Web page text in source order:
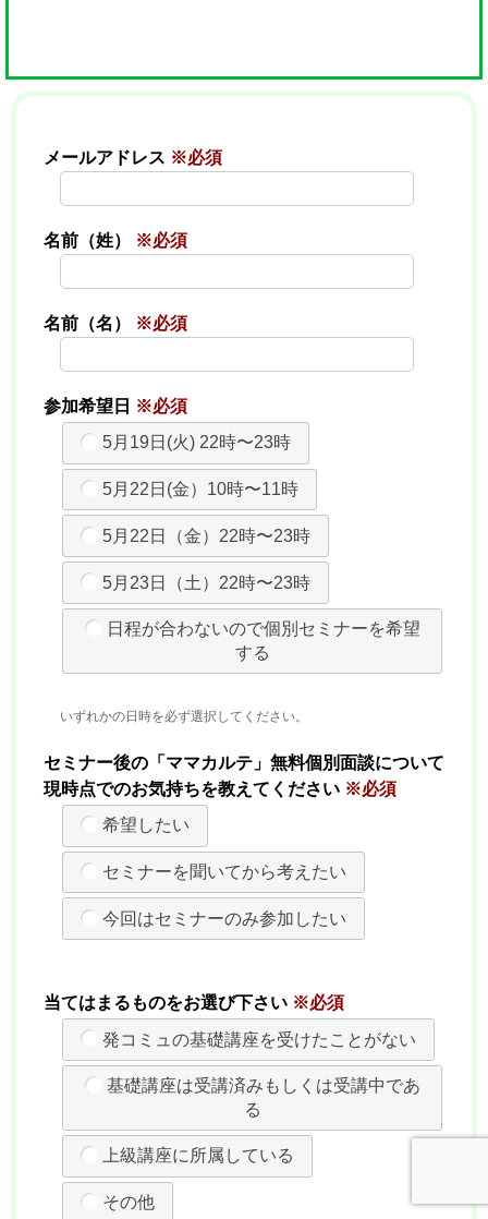
メールアドレス ※必須
名前（姓） ※必須
名前（名） ※必須
参加希望日 ※必須
5月19日(火) 22時〜23時
5月22日(金）10時〜11時
5月22日（金）22時〜23時
5月23日（土）22時〜23時
日程が合わないので個別セミナーを希望
する
いずれかの日時を必ず選択してください。
セミナー後の「ママカルテ」無料個別面談について
現時点でのお気持ちを教えてください ※必須
希望したい
セミナーを聞いてから考えたい
今回はセミナーのみ参加したい
当てはまるものをお選び下さい ※必須
発コミュの基礎講座を受けたことがない
基礎講座は受講済みもしくは受講中であ
る
上級講座に所属している
その他